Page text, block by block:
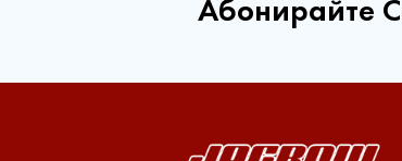
Абонирайте